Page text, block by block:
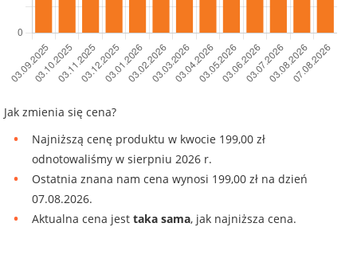
Jak zmienia się cena?
Najniższą cenę produktu w kwocie 199,00 zł
odnotowaliśmy w sierpniu 2026 r.
Ostatnia znana nam cena wynosi 199,00 zł na dzień
07.08.2026.
Aktualna cena jest taka sama, jak najniższa cena.